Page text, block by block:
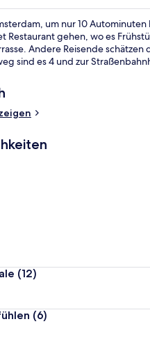
um nur 10
Restaurant gehen, wo es
Andere Reisende
sind es 4 und zur
(12)
(6)